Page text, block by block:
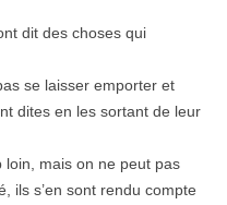
dit des choses qui
se laisser emporter et
dites en les sortant de leur
loin, mais on ne peut pas
ils s’en sont rendu compte